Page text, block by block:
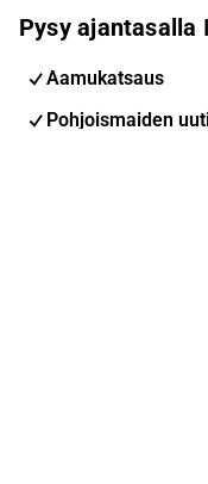
Pysy ajantasalla
Aamukatsaus
Pohjoismaiden